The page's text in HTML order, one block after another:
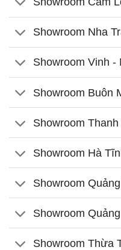
Showroom Nha
Showroom Vinh -
Showroom Buôn
Showroom Thanh
Showroom Hà
Showroom
Showroom
Showroom Thừa